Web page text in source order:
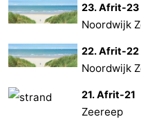
23. Afrit-23
Noordwijk
22. Afrit-22
Noordwijk
21. Afrit-21
Zeereep